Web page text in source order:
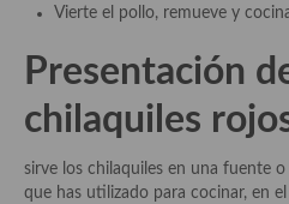
Cocina de Nicaragua
Cocina Ecuatoriana
Cocina Jamaicana
Vierte el pollo, remueve y
Presentación
chilaquiles
sirve los chilaquiles en una fuente
que has utilizado para cocinar, en